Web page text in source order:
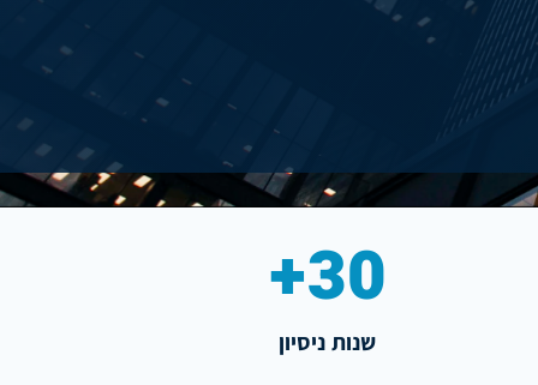
30+
שנות ניסיון